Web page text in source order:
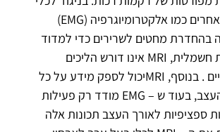
אבחון אחרים כמו אלקטרומיוגרפיה (EMG)
בהחדרת מחטים לשרירים כדי למדוד
פעילות חשמלית, MRI אינו דורש הליכים
פולשניים . בנוסף, MRIיכול לספק מידע על כל
אורך העצב, בעוד ש – EMG מודד רק פעילות
ספציפיות לאורך העצב תכונות אלה